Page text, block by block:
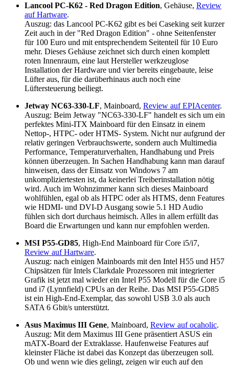
Lancool PC-K62 - Red Dragon Edition, Gehäuse, Review
auf Hartware.
Auszug: das Lancool PC-K62 gibt es bei Caseking seit kurzer
Zeit auch in der "Red Dragon Edition" - ohne Seitenfenster
für 100 Euro und mit entsprechendem Seitenteil für 10 Euro
mehr. Dieses Gehäuse zeichnet sich durch einen komplett
roten Innenraum, eine laut Hersteller werkzeuglose
Installation der Hardware und vier bereits eingebaute, leise
Lüfter aus, für die darüberhinaus auch noch eine
Lüftersteuerung beiliegt.
Jetway NC63-330-LF, Mainboard, Review auf EPIAcenter.
Auszug: Beim Jetway "NC63-330-LF" handelt es sich um ein
perfektes Mini-ITX Mainboard für den Einsatz in einem
Nettop-, HTPC- oder HTMS- System. Nicht nur aufgrund der
relativ geringen Verbrauchswerte, sondern auch Multimedia
Performance, Temperaturverhalten, Handhabung und Preis
können überzeugen. In Sachen Handhabung kann man darauf
hinweisen, dass der Einsatz von Windows 7 am
unkompliziertesten ist, da keinerlei Treiberinstallation nötig
wird. Auch im Wohnzimmer kann sich dieses Mainboard
wohlfühlen, egal ob als HTPC oder als HTMS, denn Features
wie HDMI- und DVI-D Ausgang sowie 5.1 HD Audio
fühlen sich dort durchaus heimisch. Alles in allem erfüllt das
Board die Erwartungen und kann nur empfohlen werden.
MSI P55-GD85, High-End Mainboard für Core i5/i7,
Review auf Hartware.
Auszug: nach einigen Mainboards mit den Intel H55 und H57
Chipsätzen für Intels Clarkdale Prozessoren mit integrierter
Grafik ist jetzt mal wieder ein Intel P55 Modell für die Core i5
und i7 (Lynnfield) CPUs an der Reihe. Das MSI P55-GD85
ist ein High-End-Exemplar, das sowohl USB 3.0 als auch
SATA 6 Gbit/s unterstützt.
Asus Maximus III Gene, Mainboard, Review auf ocaholic.
Auszug: Mit dem Maximus III Gene präsentiert ASUS ein
mATX-Board der Extraklasse. Haufenweise Features auf
kleinster Fläche ist dabei das Konzept das überzeugen soll.
Ob und wenn wie dies gelingt, zeigen wir euch auf den